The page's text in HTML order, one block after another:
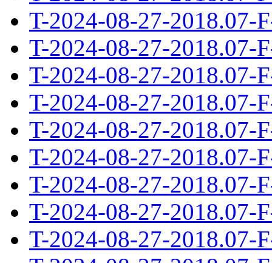
T-2024-08-27-2018.07-
T-2024-08-27-2018.07-
T-2024-08-27-2018.07-
T-2024-08-27-2018.07-
T-2024-08-27-2018.07-
T-2024-08-27-2018.07-
T-2024-08-27-2018.07-
T-2024-08-27-2018.07-
T-2024-08-27-2018.07-